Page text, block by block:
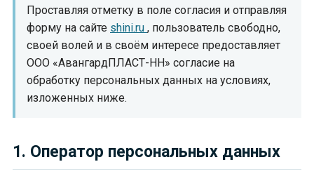
Сушилки полимеров с
влагопоглотителем
Ленточные конвейеры,
транспортеры
Ротаметры
сервоприводом
Централизованные системы
Запчасти
Проставляя отметку в поле согласия и отправляя
форму на сайте shini.ru , пользователь свободно,
своей волей и в своём интересе предоставляет
ООО «АвангардПЛАСТ-НН» согласие на
обработку персональных данных на условиях,
изложенных ниже.
1. Оператор персональных данных